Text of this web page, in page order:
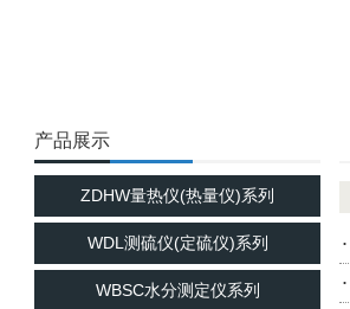
产品展示
ZDHW量热仪(热量仪)系列
WDL测硫仪(定硫仪)系列
WBSC水分测定仪系列